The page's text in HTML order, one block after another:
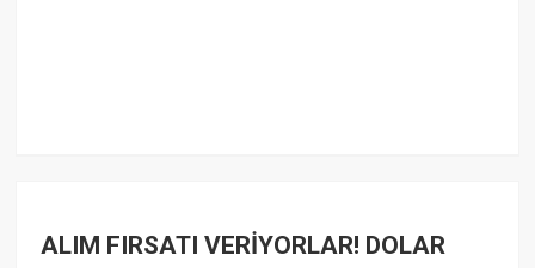
ALIM FIRSATI VERİYORLAR! DOLAR